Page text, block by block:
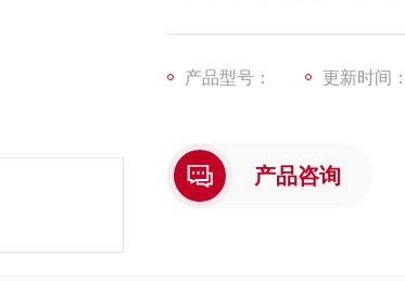
产品型号：
更新时间
产品咨询